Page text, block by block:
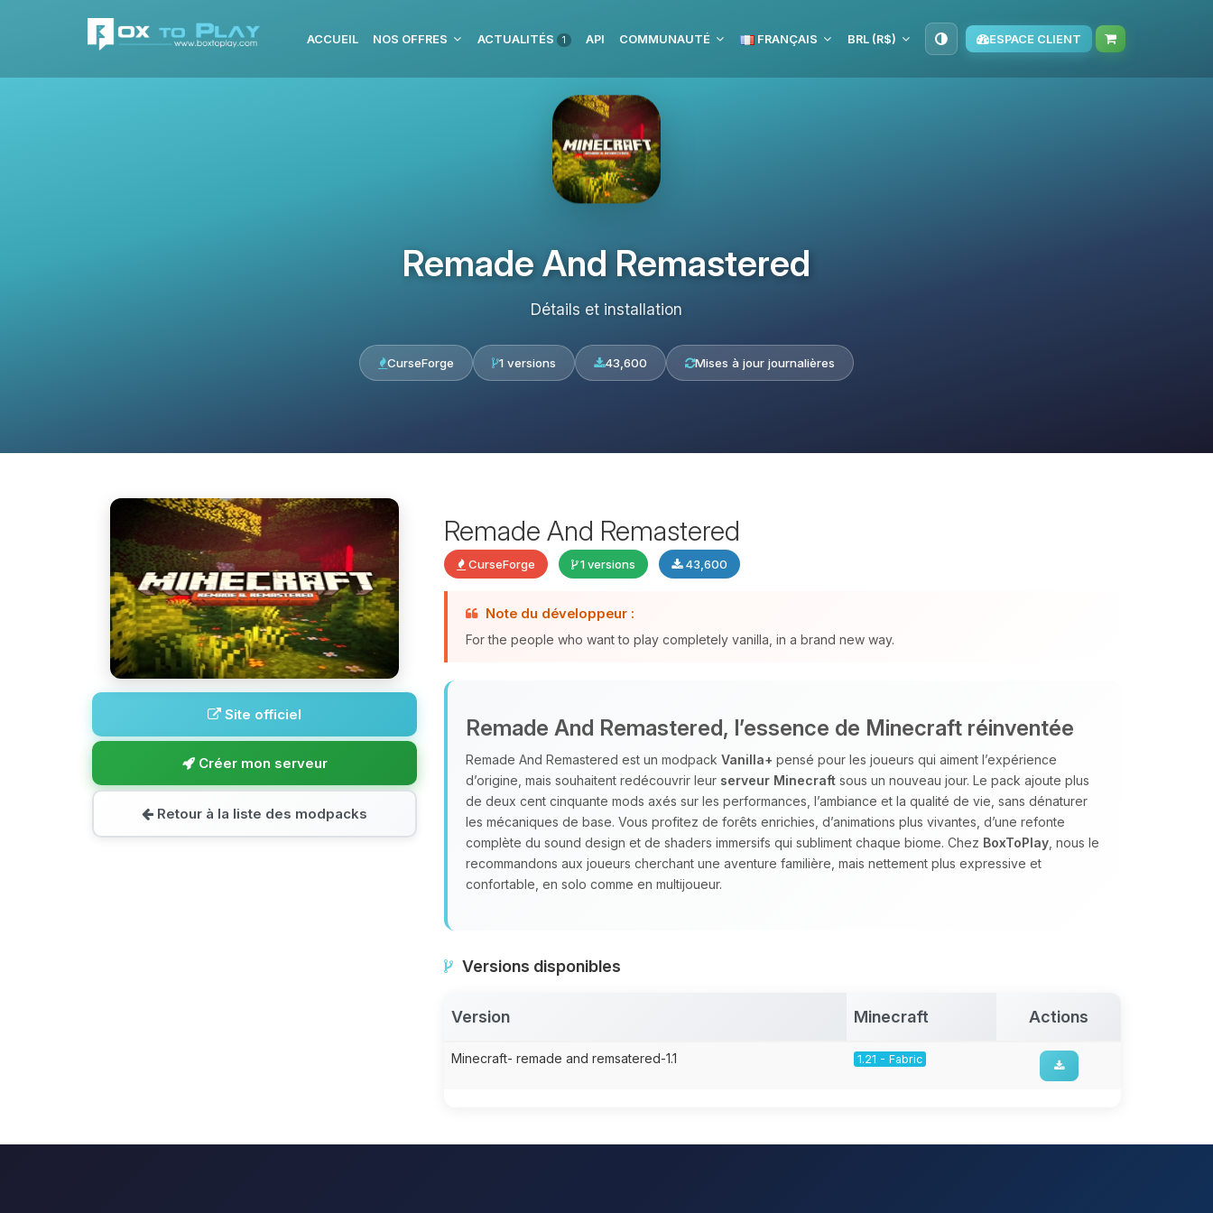
ACCUEIL NOS OFFRES ACTUALITÉS 1 API COMMUNAUTÉ FRANÇAIS BRL (R$) ESPACE CLIENT
Remade And Remastered
Détails et installation
CurseForge 1 versions 43,600 Mises à jour journalières
Site officiel
Créer mon serveur
Retour à la liste des modpacks
Remade And Remastered
CurseForge 1 versions 43,600
Note du développeur :
For the people who want to play completely vanilla, in a brand new way.
Remade And Remastered, l’essence de Minecraft réinventée
Remade And Remastered est un modpack Vanilla+ pensé pour les joueurs qui aiment l’expérience
d’origine, mais souhaitent redécouvrir leur serveur Minecraft sous un nouveau jour. Le pack ajoute plus
de deux cent cinquante mods axés sur les performances, l’ambiance et la qualité de vie, sans dénaturer
les mécaniques de base. Vous profitez de forêts enrichies, d’animations plus vivantes, d’une refonte
complète du sound design et de shaders immersifs qui subliment chaque biome. Chez BoxToPlay , nous le
recommandons aux joueurs cherchant une aventure familière, mais nettement plus expressive et
confortable, en solo comme en multijoueur.
Versions disponibles
Version Minecraft Actions
Minecraft- remade and remsatered-1.1 1.21 - Fabric